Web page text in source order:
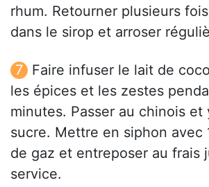
rhum. Retourner plusieurs
dans le sirop et arroser
Faire infuser le lait de
les épices et les zestes
minutes. Passer au chinois et
sucre. Mettre en siphon avec
de gaz et entreposer au frais
service.